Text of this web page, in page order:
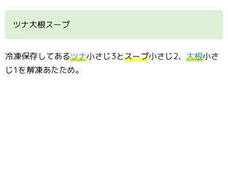
ツナ大根スープ
冷凍保存してあるツナ小さじ3とスープ小さじ2、 大根小さ
じ1を解凍あたため。